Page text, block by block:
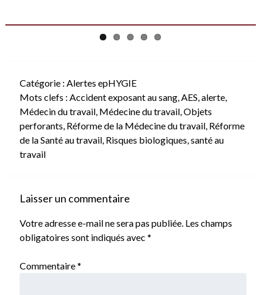
Catégorie : Alertes epHYGIE
Mots clefs : Accident exposant au sang, AES alerte,
Médecin du travail, Médecine du travail, Objets
perforants Réforme de la Médecine du travail, Réforme
de la Santé au travail, Risques biologiques santé au
travail
Laisser un commentaire
Votre adresse e-mail ne sera pas publiée. Les champs
obligatoires sont indiqués avec *
Commentaire*